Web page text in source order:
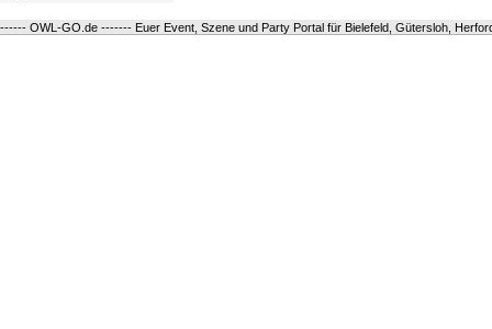
------ OWL-GO.de ------- Euer Event, Szene und Party Portal für Bielefeld, Gütersloh,